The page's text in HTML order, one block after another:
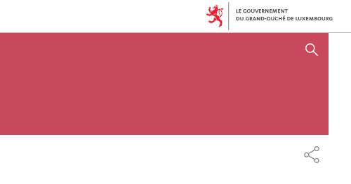
AFFICHER / MASQUER